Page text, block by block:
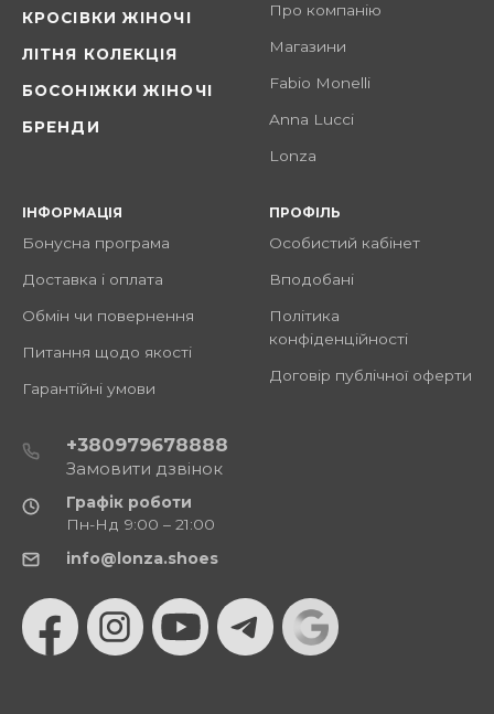
КРОСІВКИ ЖІНОЧІ
ЛІТНЯ КОЛЕКЦІЯ
БОСОНІЖКИ ЖІНОЧІ
БРЕНДИ
Про компанію
Магазини
Fabio Monelli
Anna Lucci
Lonza
ІНФОРМАЦІЯ
Бонусна програма
Доставка і оплата
Обмін чи повернення
Питання щодо якості
Гарантійні умови
ПРОФІЛЬ
Особистий кабінет
Вподобані
Політика
конфіденційності
Договір публічної оферти
+380979678888
Замовити дзвінок
Графік роботи
Пн-Нд 9:00 – 21:00
info@lonza.shoes